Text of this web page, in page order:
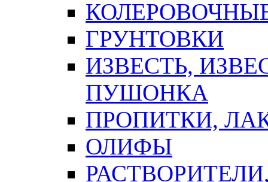
ГРУНТОВКИ
ИЗВЕСТЬ,
ПУШОНКА
ПРОПИТКИ,
ОЛИФЫ